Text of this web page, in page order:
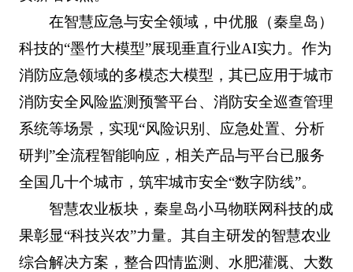
在智慧应急与安全领域，中优服（秦皇岛）
科技的“墨竹大模型”展现垂直行业AI实力。作为
消防应急领域的多模态大模型，其已应用于城市
消防安全风险监测预警平台、消防安全巡查管理
系统等场景，实现“风险识别、应急处置、分析
研判”全流程智能响应，相关产品与平台已服务
全国几十个城市，筑牢城市安全“数字防线”。
智慧农业板块，秦皇岛小马物联网科技的成
果彰显“科技兴农”力量。其自主研发的智慧农业
综合解决方案，整合四情监测、水肥灌溉、大数